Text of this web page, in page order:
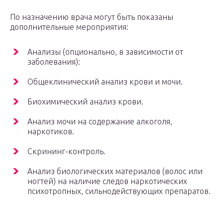
По назначению врача могут быть показаны
дополнительные мероприятия:
Анализы (опционально, в зависимости от
заболевания):
Общеклинический анализ крови и мочи.
Биохимический анализ крови.
Анализ мочи на содержание алкоголя,
наркотиков.
Скрининг-контроль.
Анализ биологических материалов (волос или
ногтей) на наличие следов наркотических
психотропных, сильнодействующих препаратов.